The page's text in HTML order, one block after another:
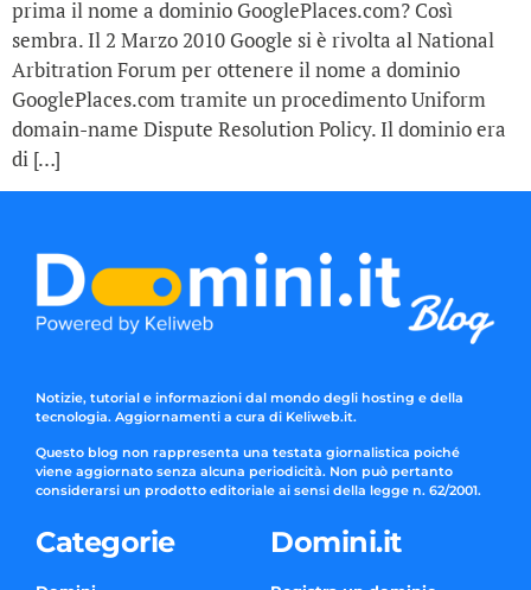
prima il nome a dominio GooglePlaces.com? Così
sembra. Il 2 Marzo 2010 Google si è rivolta al National
Arbitration Forum per ottenere il nome a dominio
GooglePlaces.com tramite un procedimento Uniform
domain-name Dispute Resolution Policy. Il dominio era
di […]
Notizie, tutorial e informazioni dal mondo degli hosting e della
tecnologia. Aggiornamenti a cura di Keliweb.it.
Questo blog non rappresenta una testata giornalistica poiché
viene aggiornato senza alcuna periodicità. Non può pertanto
considerarsi un prodotto editoriale ai sensi della legge n. 62/2001.
Categorie Domini.it